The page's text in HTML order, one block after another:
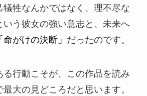
犠牲なんかではなく、理不尽な
いう彼女の強い意志と、未来へ
命がけの決断」 だったのです。
る行動こそが、この作品を読み
大の見どころだと思います。